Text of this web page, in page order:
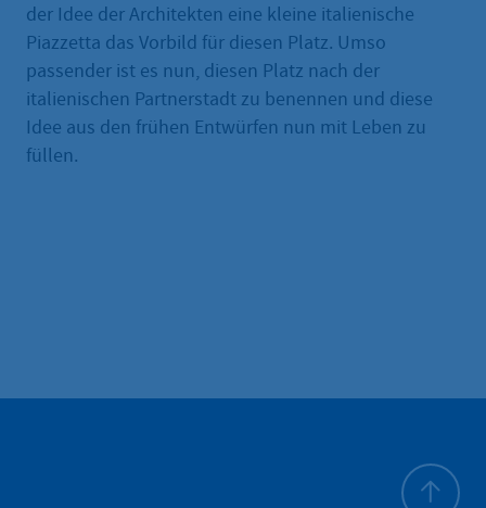
der Idee der Architekten eine kleine italienische
Piazzetta das Vorbild für diesen Platz. Umso
passender ist es nun, diesen Platz nach der
italienischen Partnerstadt zu benennen und diese
Idee aus den frühen Entwürfen nun mit Leben zu
füllen.